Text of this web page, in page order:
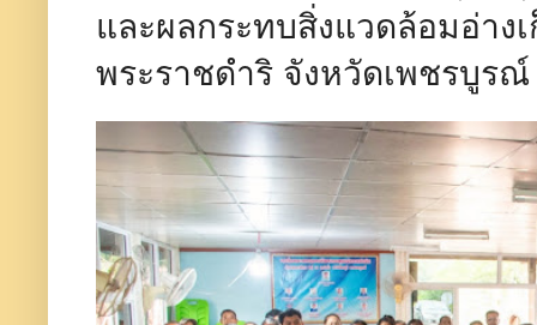
และผลกระทบสิ่งแวดล้อมอ่าง
พระราชดำริ จังหวัดเพชร